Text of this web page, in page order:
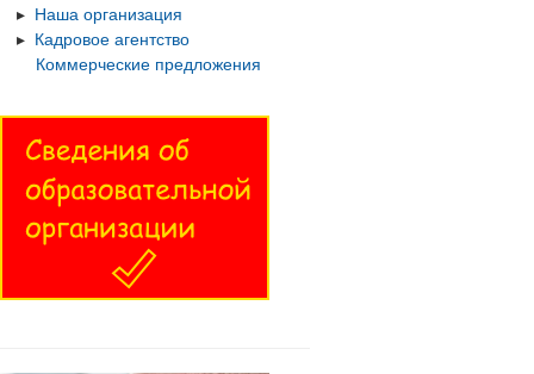
Наша организация
Кадровое агентство
Коммерческие предложения